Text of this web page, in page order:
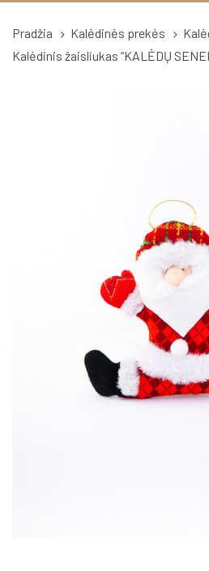
Pradžia Kalėdinės prekės
Kalėdinis žaisliukas “KALĖDŲ